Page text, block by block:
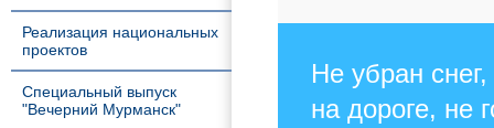
Реализация национальных
проектов
Специальный выпуск
"Вечерний Мурманск"
Не убран
на дороге, не